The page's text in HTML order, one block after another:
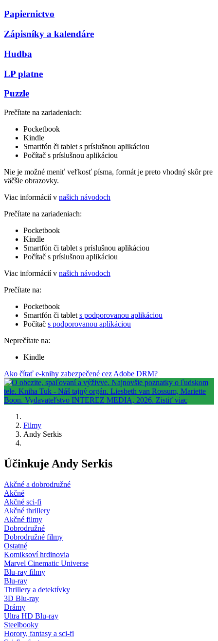
Papiernictvo
Zápisníky a kalendáre
Hudba
LP platne
Puzzle
Prečítate na zariadeniach:
Pocketbook
Kindle
Smartfón či tablet s príslušnou aplikáciou
Počítač s príslušnou aplikáciou
Nie je možné meniť veľkosť písma, formát je preto vhodný skôr pre
väčšie obrazovky.
Viac informácií v našich návodoch
Prečítate na zariadeniach:
Pocketbook
Kindle
Smartfón či tablet s príslušnou aplikáciou
Počítač s príslušnou aplikáciou
Viac informácií v našich návodoch
Prečítate na:
Pocketbook
Smartfón či tablet s podporovanou aplikáciou
Počítač s podporovanou aplikáciou
Neprečítate na:
Kindle
Ako čítať e-knihy zabezpečené cez Adobe DRM?
Filmy
Andy Serkis
Účinkuje Andy Serkis
Akčné a dobrodružné
Akčné
Akčné sci-fi
Akčné thrillery
Akčné filmy
Dobrodružné
Dobrodružné filmy
Ostatné
Komiksoví hrdinovia
Marvel Cinematic Universe
Blu-ray filmy
Blu-ray
Thrillery a detektívky
3D Blu-ray
Drámy
Ultra HD Blu-ray
Steelbooky
Horory, fantasy a sci-fi